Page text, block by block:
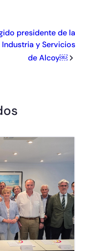
presidente de la
y Servicios
de Alcoy￼